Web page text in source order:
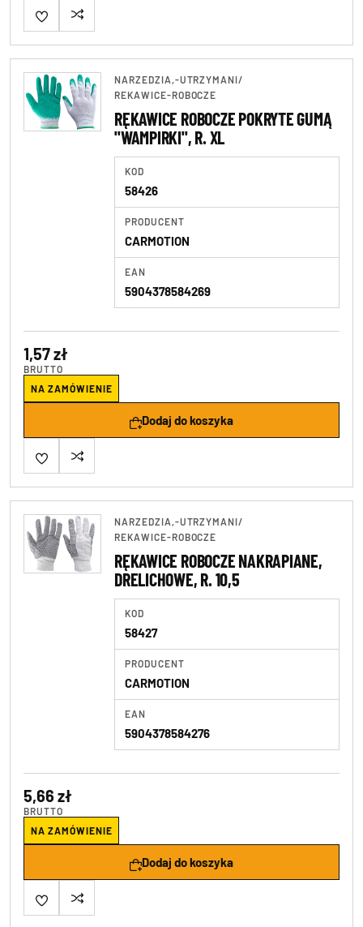
NARZEDZIA,-UTRZYMANI/
REKAWICE-ROBOCZE
RĘKAWICE ROBOCZE POKRYTE GUMĄ
"WAMPIRKI", R. XL
KOD
58426
PRODUCENT
CARMOTION
EAN
5904378584269
1,57 zł
BRUTTO
NA ZAMÓWIENIE
Dodaj do koszyka
NARZEDZIA,-UTRZYMANI/
REKAWICE-ROBOCZE
RĘKAWICE ROBOCZE NAKRAPIANE,
DRELICHOWE, R. 10,5
KOD
58427
PRODUCENT
CARMOTION
EAN
5904378584276
5,66 zł
BRUTTO
NA ZAMÓWIENIE
Dodaj do koszyka